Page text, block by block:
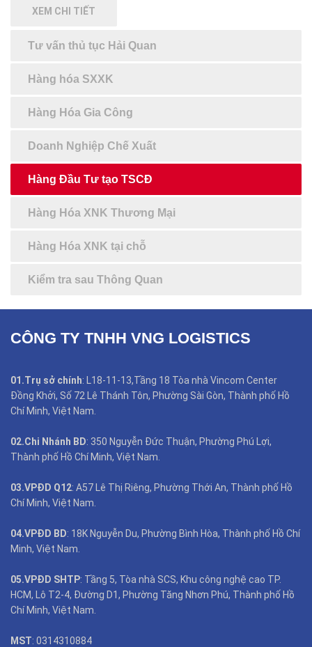
XEM CHI TIẾT
Tư vấn thủ tục Hải Quan
Hàng hóa SXXK
Hàng Hóa Gia Công
Doanh Nghiệp Chế Xuất
Hàng Đầu Tư tạo TSCĐ
Hàng Hóa XNK Thương Mại
Hàng Hóa XNK tại chỗ
Kiểm tra sau Thông Quan
CÔNG TY TNHH VNG LOGISTICS
01.Trụ sở chính: L18-11-13,Tầng 18 Tòa nhà Vincom Center
Đồng Khởi, Số 72 Lê Thánh Tôn, Phường Sài Gòn, Thành phố Hồ
Chí Minh, Việt Nam.
02.Chi Nhánh BD: 350 Nguyễn Đức Thuận, Phường Phú Lợi,
Thành phố Hồ Chí Minh, Việt Nam.
03.VPĐD Q12: A57 Lê Thị Riêng, Phường Thới An, Thành phố Hồ
Chí Minh, Việt Nam.
04.VPĐD BD: 18K Nguyễn Du, Phường Bình Hòa, Thành phố Hồ Chí
Minh, Việt Nam.
05.VPĐD SHTP: Tầng 5, Tòa nhà SCS, Khu công nghệ cao TP.
HCM, Lô T2-4, Đường D1, Phường Tăng Nhơn Phú, Thành phố Hồ
Chí Minh, Việt Nam.
MST: 0314310884